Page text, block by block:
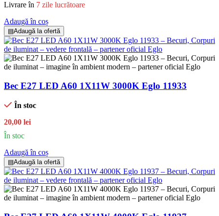
Livrare în 7 zile lucrătoare
Adaugă în coș
▤Adaugă la ofertă
Bec E27 LED A60 1X11W 3000K Eglo 11933
În stoc
20,00 lei
În stoc
Adaugă în coș
▤Adaugă la ofertă